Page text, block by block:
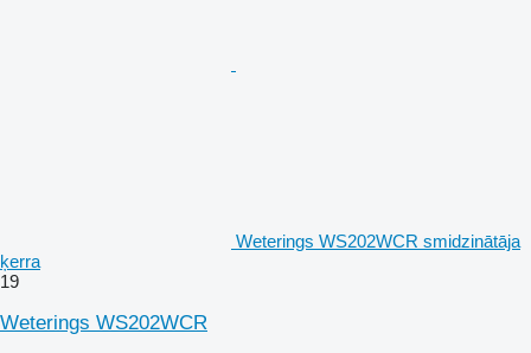
Weterings WS202WCR smidzinātāja
ķerra
19
Weterings WS202WCR